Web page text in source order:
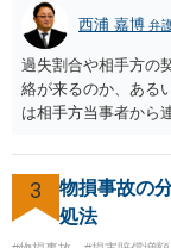
やご家族等が加入し
用特約が付帯してい
で、弁護士が受任す
る必要があります。
ので、そのあたりの
西浦 嘉博 弁
過失割合や相手方の
絡が来るのか、ある
は相手方当事者から
金の支払いにつき、
合意しなければ和
に、交渉の方向性に
3
物損事故の
処法